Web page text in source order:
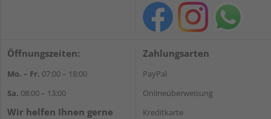
Öffnungszeiten:
Mo. – Fr. 07:00 – 18:00
Sa. 08:00 – 13:00
Wir helfen Ihnen gerne
Zahlungsarten
PayPal
Onlineüberweisung
Kreditkarte